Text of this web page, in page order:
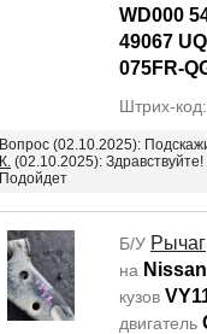
WD000
49067
075FR-
Штрих-
Вопрос (02.10.2025):
К. (02.10.2025): Здравствуйте!
Подойдет
Б/У Рычаг
на
кузов
двигатель